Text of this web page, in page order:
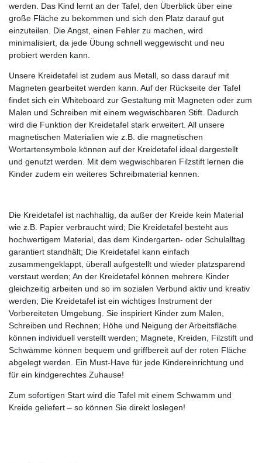
werden. Das Kind lernt an der Tafel, den Überblick über eine
große Fläche zu bekommen und sich den Platz darauf gut
einzuteilen. Die Angst, einen Fehler zu machen, wird
minimalisiert, da jede Übung schnell weggewischt und neu
probiert werden kann.
Unsere Kreidetafel ist zudem aus Metall, so dass darauf mit
Magneten gearbeitet werden kann. Auf der Rückseite der Tafel
findet sich ein Whiteboard zur Gestaltung mit Magneten oder zum
Malen und Schreiben mit einem wegwischbaren Stift. Dadurch
wird die Funktion der Kreidetafel stark erweitert. All unsere
magnetischen Materialien wie z.B. die magnetischen
Wortartensymbole können auf der Kreidetafel ideal dargestellt
und genutzt werden. Mit dem wegwischbaren Filzstift lernen die
Kinder zudem ein weiteres Schreibmaterial kennen.
Die Kreidetafel ist nachhaltig, da außer der Kreide kein Material
wie z.B. Papier verbraucht wird; Die Kreidetafel besteht aus
hochwertigem Material, das dem Kindergarten- oder Schulalltag
garantiert standhält; Die Kreidetafel kann einfach
zusammengeklappt, überall aufgestellt und wieder platzsparend
verstaut werden; An der Kreidetafel können mehrere Kinder
gleichzeitig arbeiten und so im sozialen Verbund aktiv und kreativ
werden; Die Kreidetafel ist ein wichtiges Instrument der
Vorbereiteten Umgebung. Sie inspiriert Kinder zum Malen,
Schreiben und Rechnen; Höhe und Neigung der Arbeitsfläche
können individuell verstellt werden; Magnete, Kreiden, Filzstift und
Schwämme können bequem und griffbereit auf der roten Fläche
abgelegt werden. Ein Must-Have für jede Kindereinrichtung und
für ein kindgerechtes Zuhause!
Zum sofortigen Start wird die Tafel mit einem Schwamm und
Kreide geliefert – so können Sie direkt loslegen!